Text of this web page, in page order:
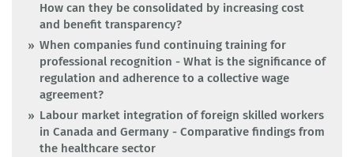
How can they be consolidated by increasing cost
and benefit transparency?
When companies fund continuing training for
professional recognition - What is the significance of
regulation and adherence to a collective wage
agreement?
Labour market integration of foreign skilled workers
in Canada and Germany - Comparative findings from
the healthcare sector